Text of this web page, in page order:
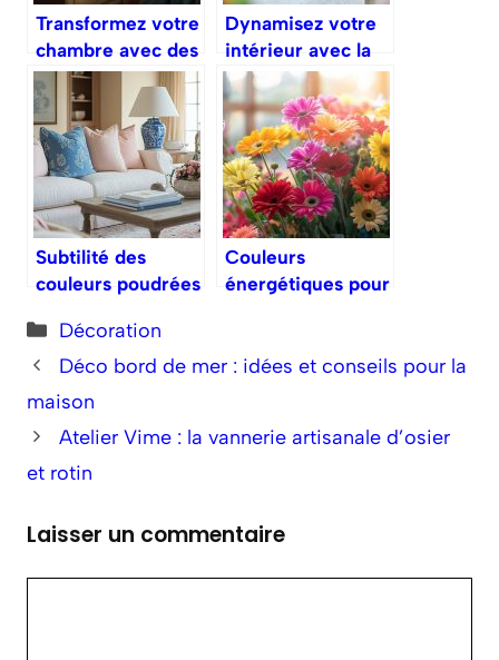
Transformez votre
chambre avec des
palettes de
couleurs
inspirantes
Dynamisez votre
intérieur avec la
déco pop
Subtilité des
couleurs poudrées
harmonieuse
Couleurs
énergétiques pour
Catégories
Décoration
Déco bord de mer : idées et conseils pour la
maison
Atelier Vime : la vannerie artisanale d’osier
et rotin
Laisser un commentaire